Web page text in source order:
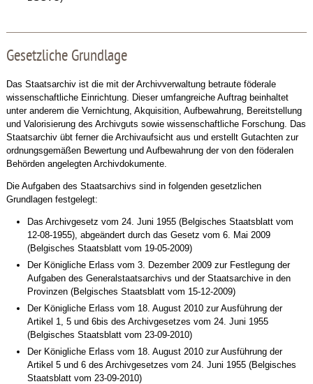
Gesetzliche Grundlage
Das Staatsarchiv ist die mit der Archivverwaltung betraute föderale
wissenschaftliche Einrichtung. Dieser umfangreiche Auftrag beinhaltet
unter anderem die Vernichtung, Akquisition, Aufbewahrung, Bereitstellung
und Valorisierung des Archivguts sowie wissenschaftliche Forschung. Das
Staatsarchiv übt ferner die Archivaufsicht aus und erstellt Gutachten zur
ordnungsgemäßen Bewertung und Aufbewahrung der von den föderalen
Behörden angelegten Archivdokumente.
Die Aufgaben des Staatsarchivs sind in folgenden gesetzlichen
Grundlagen festgelegt:
Das Archivgesetz vom 24. Juni 1955 (Belgisches Staatsblatt vom
12-08-1955), abgeändert durch das Gesetz vom 6. Mai 2009
(Belgisches Staatsblatt vom 19-05-2009)
Der Königliche Erlass vom 3. Dezember 2009 zur Festlegung der
Aufgaben des Generalstaatsarchivs und der Staatsarchive in den
Provinzen (Belgisches Staatsblatt vom 15-12-2009)
Der Königliche Erlass vom 18. August 2010 zur Ausführung der
Artikel 1, 5 und 6bis des Archivgesetzes vom 24. Juni 1955
(Belgisches Staatsblatt vom 23-09-2010)
Der Königliche Erlass vom 18. August 2010 zur Ausführung der
Artikel 5 und 6 des Archivgesetzes vom 24. Juni 1955 (Belgisches
Staatsblatt vom 23-09-2010)